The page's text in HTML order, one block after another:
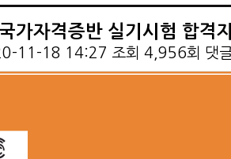
가자격증반 실기시험 합격
11-18 14:27 조회 4,956회 댓